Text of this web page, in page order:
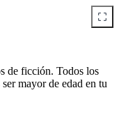
de ficción. Todos los
mayor de edad en tu